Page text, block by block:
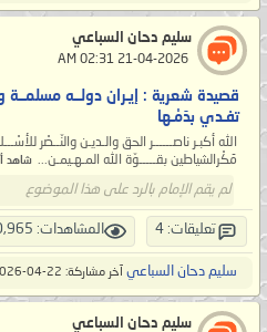
سليم دحان السباعي
قصيدة شعرية : إيـران دولــه
تفـدي بدَمْـها
الله أكبـر ناصــــــر الحق والـديـن والنّــصْر
مَكْرالشياطين بقـــــوّة الله المـهـيمـن... شاهد
لم يقم الإمام بالرد على هذا الموضوع
تعليقات: 4 المشاهدات: 10,965
سليم دحان السباعي آخر مشاركة: 22-04-2026,
سليم دحان السباعي